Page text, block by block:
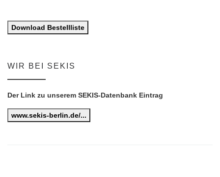
Download Bestellliste
WIR BEI SEKIS
Der Link zu unserem SEKIS-Datenbank Eintrag
www.sekis-berlin.de/...